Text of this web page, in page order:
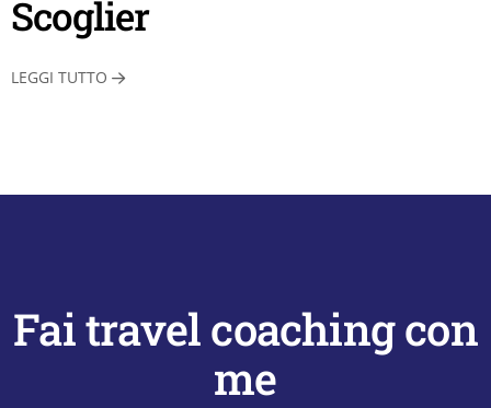
Scoglier
LEGGI TUTTO
Fai travel coaching con
me